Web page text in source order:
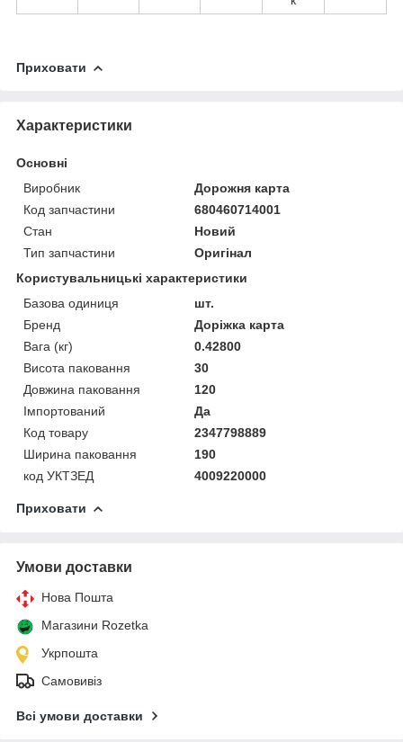
Приховати
Характеристики
Основні
Виробник
Дорожня карта
Код запчастини
680460714001
Стан
Новий
Тип запчастини
Оригінал
Користувальницькі характеристики
Базова одиниця
шт.
Бренд
Доріжка карта
Вага (кг)
0.42800
Висота паковання
30
Довжина паковання
120
Імпортований
Да
Код товару
2347798889
Ширина паковання
190
код УКТЗЕД
4009220000
Приховати
Умови доставки
Нова Пошта
Магазини Rozetka
Укрпошта
Самовивіз
Всі умови доставки